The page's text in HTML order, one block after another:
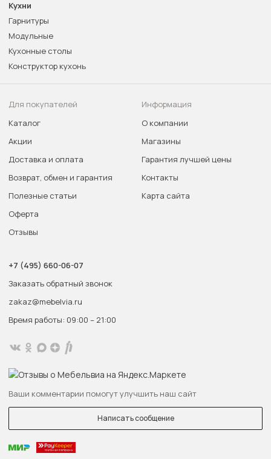
Кухни
Гарнитуры
Модульные
Кухонные столы
Конструктор кухонь
Для покупателей
Каталог
Акции
Доставка и оплата
Возврат, обмен и гарантия
Полезные статьи
Оферта
Отзывы
Информация
О компании
Магазины
Гарантия лучшей цены
Контакты
Карта сайта
+7 (495) 660-06-07
Заказать обратный звонок
zakaz@mebelvia.ru
Время работы: 09:00 – 21:00
Ваши комментарии помогут улучшить наш сайт
Написать сообщение